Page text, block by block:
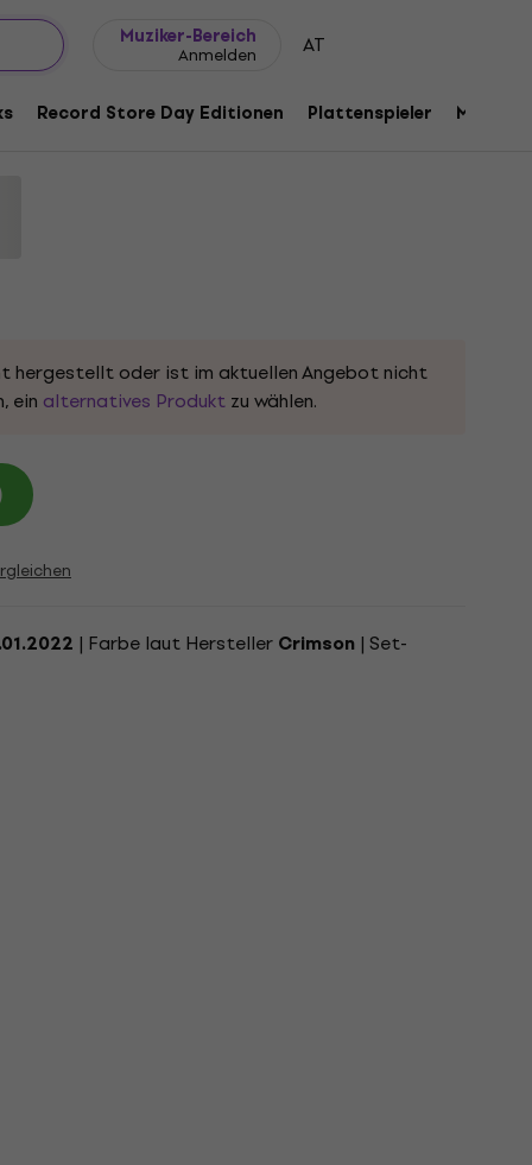
Muziker-Bereich
Anmelden AT
Record Store Day Editionen Plattenspieler Musik
(Crimson Coloured) (LP)
hergestellt oder ist im aktuellen Angebot nicht
ein alternatives Produkt zu wählen.
| Farbe laut Hersteller Crimson | Set-